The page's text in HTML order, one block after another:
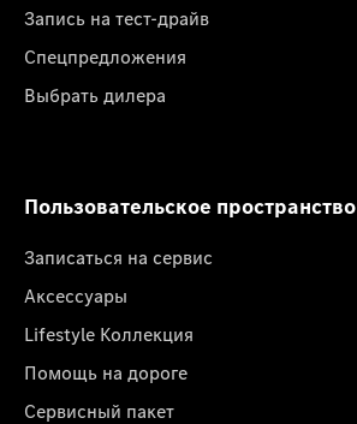
Запись на тест-драйв
Спецпредложения
Выбрать дилера
Пользовательское пространство
Записаться на сервис
Аксессуары
Lifestyle Коллекция
Помощь на дороге
Сервисный пакет